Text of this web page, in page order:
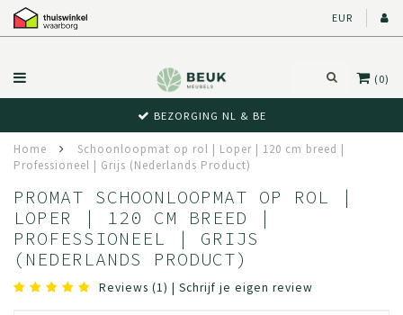
EUR
(0)
Home
Schoonloopmat op rol | Loper | 120 cm breed |
Professioneel | Grijs (Nederlands Product)
PROMAT SCHOONLOOPMAT OP ROL |
LOPER | 120 CM BREED |
PROFESSIONEEL | GRIJS
(NEDERLANDS PRODUCT)
Reviews (1) | Schrijf je eigen review